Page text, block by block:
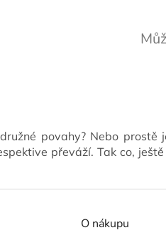
povahy? Nebo
převáží. Tak co,
O nákupu